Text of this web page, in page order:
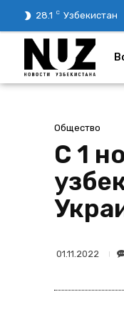
28.1 C Узбекистан
Общество
С 1
01.11.2022